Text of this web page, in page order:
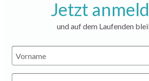
Jetzt
und auf dem Laufenden